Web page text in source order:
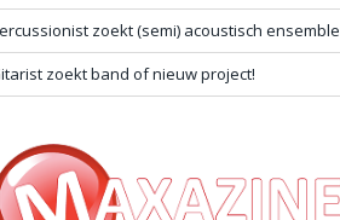
zoekt (semi) acoustisch ensemble
zoekt band of nieuw project!